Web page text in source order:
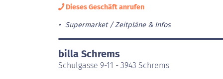
Dieses Geschäft anrufen
Supermarket Zeitpläne & Infos
billa Schrems
Schulgasse 9-11 - 3943 Schrems